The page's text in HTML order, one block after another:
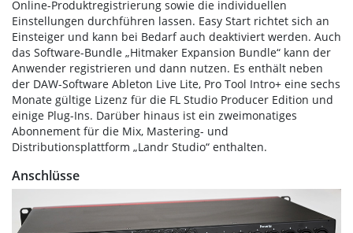
Online-Produktregistrierung sowie die individuellen
Einstellungen durchführen lassen. Easy Start richtet sich an
Einsteiger und kann bei Bedarf auch deaktiviert werden. Auch
das Software-Bundle „Hitmaker Expansion Bundle“ kann der
Anwender registrieren und dann nutzen. Es enthält neben
der DAW-Software Ableton Live Lite, Pro Tool Intro+ eine sechs
Monate gültige Lizenz für die FL Studio Producer Edition und
einige Plug-Ins. Darüber hinaus ist ein zweimonatiges
Abonnement für die Mix, Mastering- und
Distributionsplattform „Landr Studio“ enthalten.
Anschlüsse